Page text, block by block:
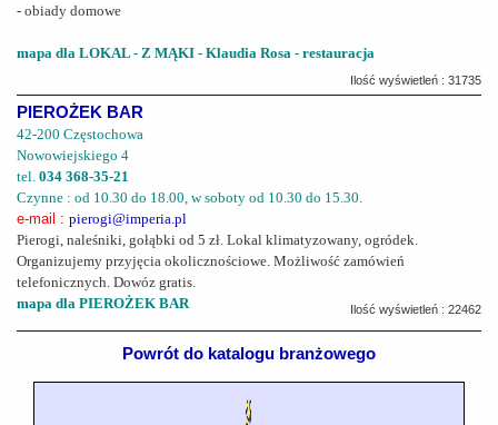
- obiady domowe
mapa dla LOKAL - Z MĄKI - Klaudia Rosa - restauracja
Ilość wyświetleń : 31735
PIEROŻEK BAR
42-200 Częstochowa
Nowowiejskiego 4
tel. 034 368-35-21
Czynne : od 10.30 do 18.00, w soboty od 10.30 do 15.30.
e-mail : pierogi@imperia.pl
Pierogi, naleśniki, gołąbki od 5 zł. Lokal klimatyzowany, ogródek.
Organizujemy przyjęcia okolicznościowe. Możliwość zamówień
telefonicznych. Dowóz gratis.
mapa dla PIEROŻEK BAR
Ilość wyświetleń : 22462
Powrót do katalogu branżowego